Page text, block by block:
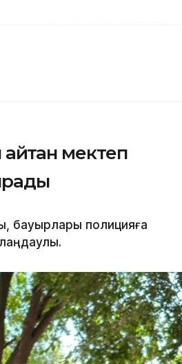
айтқан мектеп
бауырлары полицияға